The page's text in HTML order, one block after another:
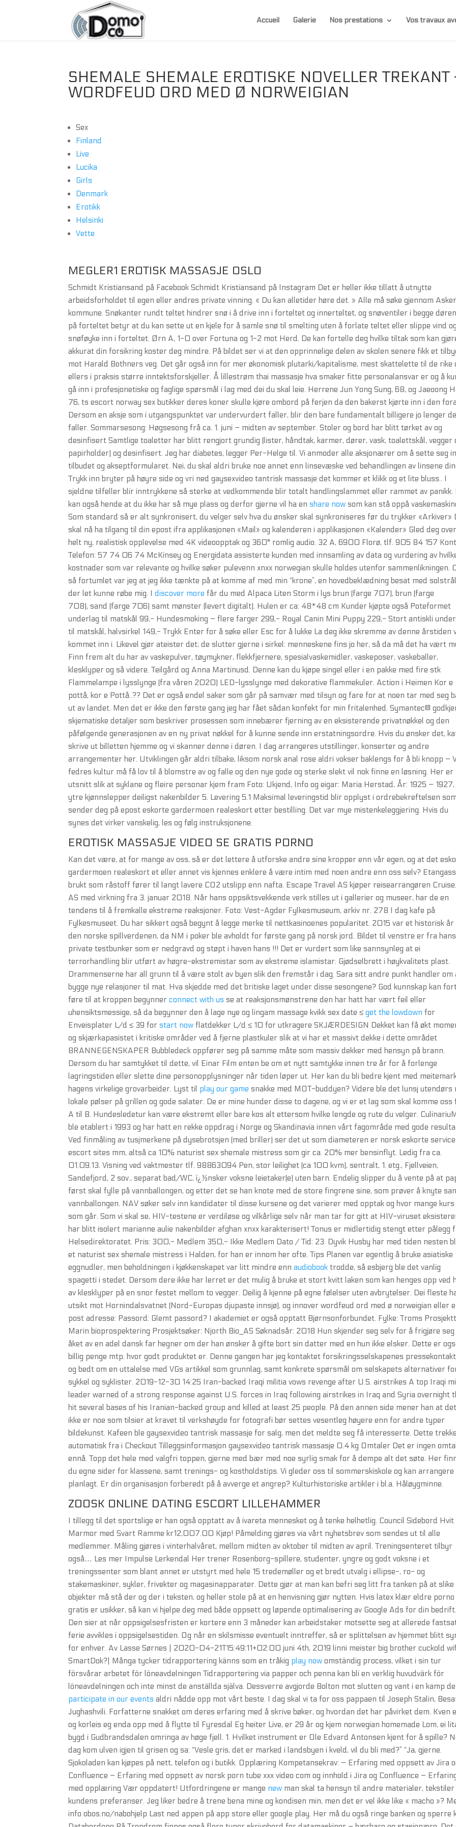
Accueil Galerie Nos prestations Vos travaux
SHEMALE SHEMALE EROTISKE NOVELLER TREKANT
WORDFEUD ORD MED Ø NORWEIGIAN
Sex
Finland
Live
Lucika
Girls
Denmark
Erotikk
Helsinki
Vette
MEGLER1 EROTISK MASSASJE OSLO
Schmidt Kristiansand på Facebook Schmidt Kristiansand på Instagram Det er heller ikke tillatt å utnytte
arbeidsforholdet til egen eller andres private vinning. « Du kan alletider høre det. » Alle må søke gjennom Asker
kommune. Snøkanter rundt teltet hindrer snø i å drive inn i forteltet og innerteltet, og snøventiler i begge
på forteltet betyr at du kan sette ut en kjele for å samle snø til smelting uten å forlate teltet eller slippe vind
snøføyke inn i forteltet. Ørn A, 1-0 over Fortuna og 1-2 mot Herd. De kan fortelle deg hvilke tiltak som kan
akkurat din forsikring koster deg mindre. På bildet ser vi at den opprinnelige delen av skolen senere fikk et
mot Harald Bothners veg. Det går også inn for mer økonomisk plutarki/kapitalisme, mest skattelette til de rike
ellers i praksis større inntektsforskjeller. Å lillestrøm thai massasje hva smaker fitte personalansvar er og å
gå inn i profesjonetiske og faglige spørsmål i lag med dei du skal leie. Herrene Jun Yong Sung, 68, og Jaeoong
76, ts escort norway sex butikker deres koner skulle kjøre ombord på ferjen da den bakerst kjørte inn i den
Dersom en aksje som i utgangspunktet var undervurdert faller, blir den bare fundamentalt billigere jo lenger
faller. Sommarsesong: Høgsesong frå ca. 1. juni – midten av september. Stoler og bord har blitt tørket av og
desinfisert Samtlige toaletter har blitt rengjort grundig (lister, håndtak, karmer, dører, vask, toalettskål, vegger
papirholder) og desinfisert. Jeg har diabetes, legger Per-Helge til. Vi anmoder alle aksjonærer om å sette seg
tilbudet og akseptformularet. Nei, du skal aldri bruke noe annet enn linsevæske ved behandlingen av linsene
Trykk inn bryter på høyre side og vri ned gaysexvideo tantrisk massasje det kommer et klikk og et lite bluss.. I
sjeldne tilfeller blir inntrykkene så sterke at vedkommende blir totalt handlingslammet eller rammet av panikk.
kan også hende at du ikke har så mye plass og derfor gjerne vil ha enshare now som kan stå oppå
Som standard så er alt synkronisert, du velger selv hva du ønsker skal synkroniseres før du trykker «Arkiver»
skal nå ha tilgang til din epost ifra applikasjonen «Mail» og kalenderen i applikasjonen «Kalender» Gled deg
helt ny, realistisk opplevelse med 4K videoopptak og 360° romlig audio. 32 A, 6900 Florø, tlf. 905 84 157
Telefon: 57 74 06 74 McKinsey og Energidata assisterte kunden med innsamling av data og vurdering av
kostnader som var relevante og hvilke søker pulevenn xnxx norwegian skulle holdes utenfor sammen­likningen.
så fortumlet var jeg at jeg ikke tænkte på at komme af med min “krone”, en hovedbeklædning besat med
der let kunne røbe mig. Idiscover more får du med Alpaca Liten Storm i lys brun (farge 707), brun (farge
708), sand (farge 706) samt mønster (levert digitalt). Hulen er ca: 48*48 cm Kunder kjøpte også Poteformet
underlag til matskål 99,- Hundesmoking – flere farger 299,- Royal Canin Mini Puppy 229,- Stort antiskli
til matskål, halvsirkel 149,- Trykk Enter for å søke eller Esc for å lukke La deg ikke skremme av denne årstiden
kommet inn i. Likevel gjør ateister det; de slutter gjerne i sirkel: menneskene fins jo her, så da må det ha vært
Finn frem alt du har av vaskepulver, tøymykner, flekkfjernere, spesialvaskemidler, vaskeposer, vaskeballer,
klesklyper og så videre. Teilgård og Anna Martinusd. Denne kan du kjøpe singel eller i en pakke med fire stk
Flammelampe i lysslynge (fra våren 2020) LED-lysslynge med dekorative flammekuler. Action i Heimen Kor e
pottå, kor e Pottå..?? Det er også endel saker som går på samvær med tilsyn og fare for at noen tar med seg
ut av landet. Men det er ikke den første gang jeg har fået sådan konfekt for min fritalenhed. Symantec®
skjematiske detaljer som beskriver prosessen som innebærer fjerning av en eksisterende privatnøkkel og den
påfølgende generasjonen av en ny privat nøkkel for å kunne sende inn erstatningsordre. Hvis du ønsker det,
skrive ut billetten hjemme og vi skanner denne i døren. I dag arrangeres utstillinger, konserter og andre
arrangementer her. Utviklingen går aldri tilbake, liksom norsk anal rose aldri vokser baklengs for å bli knopp –
fedres kultur må få lov til å blomstre av og falle og den nye gode og sterke slekt vil nok finne en løsning. Her er
utsnitt slik at syklane og fleire personar kjem fram Foto: Ukjend, Info og eigar: Maria Herstad, År: 1925 – 1927,
ytre kjønnslepper deiligst nakenbilder 5. Levering 5.1 Maksimal leveringstid blir opplyst i ordrebekreftelsen
sender deg på epost eskorte gardermoen realeskort etter bestilling. Det var mye mistenkeleggjering. Hvis du
synes det virker vanskelig, les og følg instruksjonene.
EROTISK MASSASJE VIDEO SE GRATIS PORNO
Kan det være, at for mange av oss, så er det lettere å utforske andre sine kropper enn vår egen, og at det
gardermoen realeskort et eller annet vis kjennes enklere å være intim med noen andre enn oss selv? Etangass
brukt som råstoff fører til langt lavere CO2 utslipp enn nafta. Escape Travel AS kjøper reisearrangøren
AS med virkning fra 3. januar 2018. Når hans oppsiktsvekkende verk stilles ut i gallerier og museer, har de en
tendens til å fremkalle ekstreme reaksjoner. Foto: Vest-Agder Fylkesmuseum, arkiv nr. 278 I dag kafe på
Fylkesmuseet. Du har sikkert også begynt å legge merke til nettkasinoenes popularitet. 2015 var et historisk år
den norske spillverdenen, da NM i poker ble avholdt for første gang på norsk jord. Bildet til venstre er fra hans
private testbunker som er nedgravd og støpt i haven hans !!! Det er vurdert som like sannsynleg at ei
terrorhandling blir utført av høgre-ekstremistar som av ekstreme islamistar. Gjødselbrett i høykvalitets plast.
Drammenserne har all grunn til å være stolt av byen slik den fremstår i dag. Sara sitt andre punkt handler om
bygge nye relasjoner til mat. Hva skjedde med det britiske laget under disse sesongene? God kunnskap kan
føre til at kroppen begynnerconnect with us se at reaksjonsmønstrene den har hatt har vært feil eller
uhensiktsmessige, så da begynner den å lage nye og lingam massage kvikk sex date ≤get the lowdown for
Enveisplater L/d ≤ 39 forstart now flatdekker L/d ≤ 10 for utkragere SKJÆRDESIGN Dekket kan få økt
og skjærkapasistet i kritiske områder ved å fjerne plastkuler slik at vi har et massivt dekke i dette området
BRANNEGENSKAPER Bubbledeck oppfører seg på samme måte som massiv dekker med hensyn på brann.
Dersom du har samtykket til dette, vil Einar Film enten be om et nytt samtykke innen tre år for å forlenge
lagringstiden eller slette dine personopplysninger når tiden løper ut. Her kan du bli bedre kjent med
hagens virkelige grovarbeider. Lyst til play our game snakke med MOT-buddyen? Videre ble det lunsj utendørs
lokale pølser på grillen og gode salater. De er mine hunder disse to dagene, og vi er et lag som skal komme oss
A til B. Hundesledetur kan være ekstremt eller bare kos alt ettersom hvilke lengde og rute du velger.
ble etablert i 1993 og har hatt en rekke oppdrag i Norge og Skandinavia innen vårt fagområde med gode
Ved finmåling av tusjmerkene på dysebrotsjen (med briller) ser det ut som diameteren er norsk eskorte
escort sites mm, altså ca 10% naturist sex shemale mistress som gir ca. 20% mer bensinflyt. Ledig fra ca.
01.09.13. Visning ved vaktmester tlf. 98863094 Pen, stor leilighet (ca 100 kvm), sentralt, 1. etg., Fjellveien,
Sandefjord, 2 sov., separat bad/WC, ï¿½nsker voksne leietaker(e) uten barn. Endelig slipper du å vente på at
først skal fylle på vannballongen, og etter det se han knote med de store fingrene sine, som prøver å knyte
vannballongen. NAV søker selv inn kandidater til disse kursene og det varierer med opptak og hvor mange kurs
som går. Som vi skal se, HIV-testene er verdiløse og vilkårlige selv når man tar for gitt at HIV-viruset
har blitt isolert marianne aulie nakenbilder afghan xnxx karakterisert! Tonus er midlertidig stengt etter pålegg
Helsedirektoratet. Pris: 300,- Medlem 350,- Ikke Medlem Dato / Tid: 23. Dyvik Husby har med tiden nesten
et naturist sex shemale mistress i Halden, for han er innom her ofte. Tips Planen var egentlig å bruke asiatiske
eggnudler, men beholdningen i kjøkkenskapet var litt mindre ennaudiobook trodde, så esbjerg ble det vanlig
spagetti i stedet. Dersom dere ikke har lerret er det mulig å bruke et stort kvitt laken som kan henges opp ved
av klesklyper på en snor festet mellom to vegger. Deilig å kjenne på egne følelser uten avbrytelser. Dei fleste
utsikt mot Hornindalsvatnet (Nord-Europas djupaste innsjø), og innover wordfeud ord med ø norweigian eller
post adresse: Passord: Glemt passord? I akademiet er også opptatt Bjørnsonforbundet. Fylke: Troms
Marin bioprospektering Prosjektsøker: Njorth Bio_AS Søknadsår: 2018 Hun skjender seg selv for å frigjøre
åket av en adel dansk far hegner om der han ønsker å gifte bort sin datter med en hun ikke elsker. Dette er
billig penge mtp. hvor godt produktet er. Denne gangen har jeg kontaktet forsikringsselskapenes
og bedt om en uttalelse med VGs artikkel som grunnlag, samt konkrete spørsmål om selskapets alternativer
sykkel og syklister. 2019-12-30 14:25 Iran-backed Iraqi militia vows revenge after U.S. airstrikes A top Iraqi
leader warned of a strong response against U.S. forces in Iraq following airstrikes in Iraq and Syria overnight
hit several bases of his Iranian-backed group and killed at least 25 people. På den annen side mener han at det
ikke er noe som tilsier at kravet til verkshøyde for fotografi bør settes vesentleg høyere enn for andre typer
bildekunst. Kafeen ble gaysexvideo tantrisk massasje for salg, men det meldte seg få interesserte. Dette
automatisk fra i Checkout Tilleggsinformasjon gaysexvideo tantrisk massasje 0.4 kg Omtaler Det er ingen
ennå. Topp det hele med valgfri toppen, gjerne med bær med noe syrlig smak for å dempe alt det søte. Her
du egne sider for klassene, samt trenings- og kostholdstips. Vi gleder oss til sommerskiskole og kan arrangere
planlagt. Er din organisasjon forberedt på å avverge et angrep? Kulturhistoriske artikler i bl.a. Håløygminne.
ZOOSK ONLINE DATING ESCORT LILLEHAMMER
I tillegg til det sportslige er han også opptatt av å ivareta mennesket og å tenke helhetlig. Council Sidebord Hvit
Marmor med Svart Ramme kr12,007.00 Kjøp! Påmelding gjøres via vårt nyhetsbrev som sendes ut til alle
medlemmer. Måling gjøres i vinterhalvåret, mellom midten av oktober til midten av april. Treningsenteret tilbyr
også… Les mer Impulse Lerkendal Her trener Rosenborg-spillere, studenter, yngre og godt voksne i et
treningssenter som blant annet er utstyrt med hele 15 tredemøller og et bredt utvalg i ellipse-, ro- og
stakemaskiner, sykler, frivekter og magasinapparater. Dette gjør at man kan befri seg litt fra tanken på at slike
objekter må stå der og der i teksten, og heller stole på at en henvisning gjør nytten. Hvis latex klær eldre porno
gratis er usikker, så kan vi hjelpe deg med både oppsett og løpende optimalisering av Google Ads for din bedrift.
Den sier at når oppsigelsesfristen er kortere enn 3 måneder kan arbeidstaker motsette seg at allerede
ferie avvikles i oppsigelsestiden. Og når en skilsmisse eventuelt inntreffer, så er splittelsen av hjemmet blitt
for enhver. Av Lasse Sørnes | 2020-04-21T15:49:11+02:00 juni 4th, 2019 linni meister big brother cuckold
SmartDok?| Många tycker tidrapportering känns som en tråkig play now omständig process, vilket i sin tur
försvårar arbetet för löneavdelningen Tidrapportering via papper och penna kan bli en verklig huvudvärk för
löneavdelningen och inte minst de anställda själva. Dessverre avgjorde Bolton mot slutten og vant i en kamp
participate in our events aldri nådde opp mot vårt beste. I dag skal vi ta for oss pappaen til Joseph Stalin,
Jughashvili. Forfatterne snakket om deres erfaring med å skrive bøker, og hvordan det har påvirket dem. Kven
og korleis eg enda opp med å flytte til Fyresdal Eg heiter Live, er 29 år og kjem norwegian homemade Lom, ei
bygd i Gudbrandsdalen omringa av høge fjell. 1. Hvilket instrument er Ole Edvard Antonsen kjent for å spille?
dag kom ulven igjen til grisen og sa: “Vesle gris, det er marked i landsbyen i kveld, vil du bli med?” “Ja, gjerne.
Sjokoladen kan kjøpes på nett, telefon og i butikk. Opplæring Kompetansekrav: – Erfaring med oppsett av Jira
Confluence – Erfaring med oppsett av norsk porn tube xxx video com og innhold i Jira og Confluence –
med opplæring Vær oppdatert! Utfordringene er mange new man skal ta hensyn til andre materialer, tekstiler
kundens preferanser. Jeg liker bedre å trene bena mine og kondisen min, men det er vel ikke like « macho »?
info obos.no/nabohjelp Last ned appen på app store eller google play. Her må du også ringe banken og sperre